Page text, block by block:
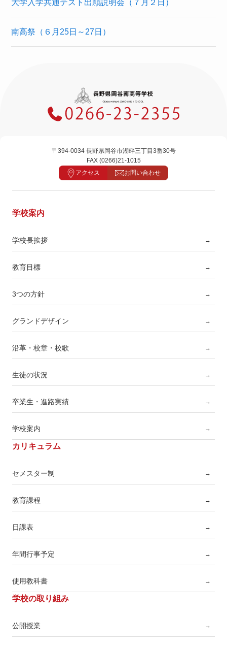
大学入学共通テスト出願説明会（７月２日）
南高祭（６月25日～27日）
〒394-0034 長野県岡谷市湖畔三丁目3番30号
FAX (0266)21-1015
アクセス
お問い合わせ
学校案内
学校長挨拶 →
教育目標 →
3つの方針 →
グランドデザイン →
沿革・校章・校歌 →
生徒の状況 →
卒業生・進路実績 →
学校案内 →
カリキュラム
セメスター制 →
教育課程 →
日課表 →
年間行事予定 →
使用教科書 →
学校の取り組み
公開授業 →